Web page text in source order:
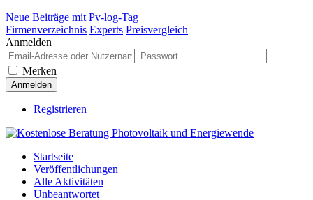
Neue Beiträge mit Pv-log-Tag
Firmenverzeichnis Experts Preisvergleich
Anmelden
Merken
Registrieren
Startseite
Veröffentlichungen
Alle Aktivitäten
Unbeantwortet